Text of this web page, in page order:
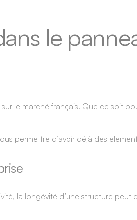
le
le marché français. Que ce soit
permettre d’avoir déjà des
la longévité d’une structure